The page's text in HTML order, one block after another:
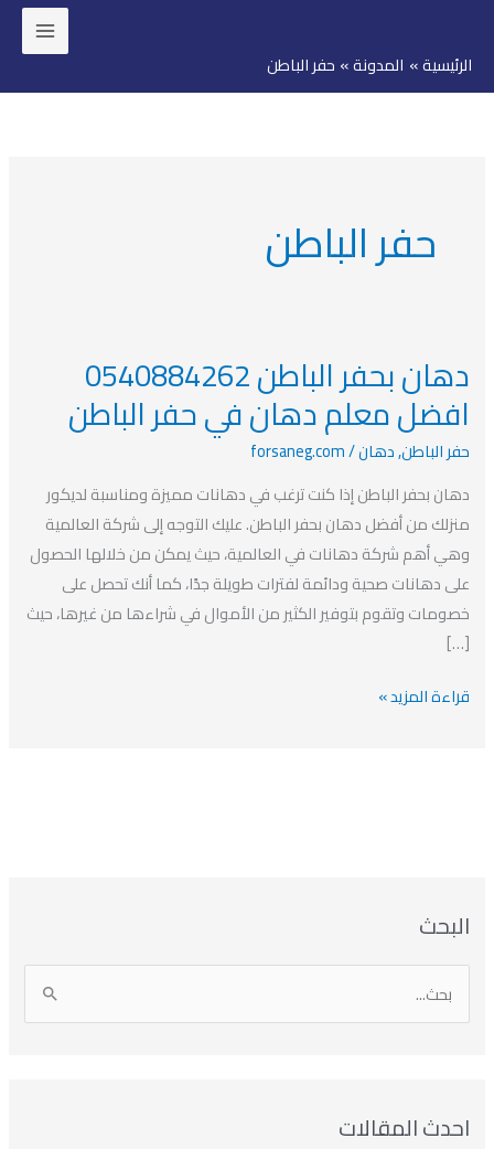
المحتوى
الرئيسية المدونة حفر الباطن
حفر الباطن
دهان بحفر الباطن 0540884262
افضل معلم دهان في حفر الباطن
حفر الباطن,دهان/
forsaneg.com
دهان بحفر الباطن إذا كنت ترغب في دهانات مميزة ومناسبة لديكور
منزلك من أفضل دهان بحفر الباطن. عليك التوجه إلى شركة العالمية
وهي أهم شركة دهانات في العالمية، حيث يمكن من خلالها الحصول
على دهانات صحية ودائمة لفترات طويلة جدًا، كما أنك تحصل على
خصومات وتقوم بتوفير الكثير من الأموال في شراءها من غيرها، حيث
[…]
دهان
بحفر
الباطن
0540884262
افضل
معلم
دهان
في
حفر
الباطن
قراءة المزيد »
البحث
ل
ث
احدث المقالات
ل
ش
ص
ف
ل
ش
ل
ن
ا